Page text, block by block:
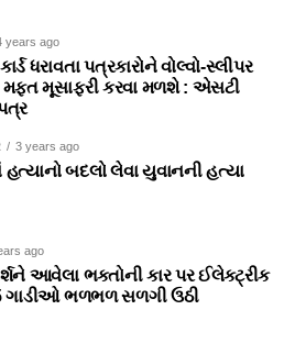
years ago
ધરાવતા પત્રકારોને વોલ્‍વો-સ્‍લીપર
મૂસાફરી કરવા મળશે : એસટી
3 years ago
બદલો લેવા યુવાનની હત્યા
ago
આવેલા ભક્તોની કાર પર ઈલેક્ટ્રીક
ગાડીઓ ભળભળ સળગી ઉઠી